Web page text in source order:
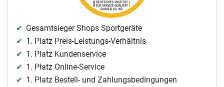
Gesamtsieger Shops Sportgeräte
1. Platz Preis-Leistungs-Verhältnis
1. Platz Kundenservice
1. Platz Online-Service
1. Platz Bestell- und Zahlungsbedingungen